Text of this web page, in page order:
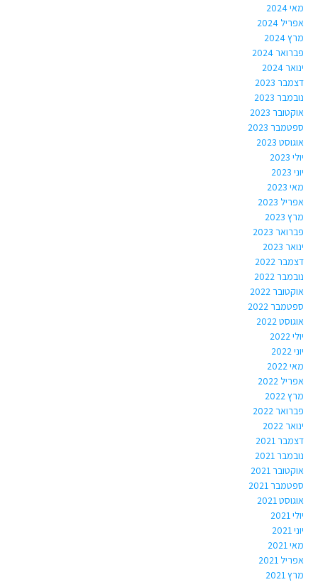
מאי 2024
אפריל 2024
מרץ 2024
פברואר 2024
ינואר 2024
דצמבר 2023
נובמבר 2023
אוקטובר 2023
ספטמבר 2023
אוגוסט 2023
יולי 2023
יוני 2023
מאי 2023
אפריל 2023
מרץ 2023
פברואר 2023
ינואר 2023
דצמבר 2022
נובמבר 2022
אוקטובר 2022
ספטמבר 2022
אוגוסט 2022
יולי 2022
יוני 2022
מאי 2022
אפריל 2022
מרץ 2022
פברואר 2022
ינואר 2022
דצמבר 2021
נובמבר 2021
אוקטובר 2021
ספטמבר 2021
אוגוסט 2021
יולי 2021
יוני 2021
מאי 2021
אפריל 2021
מרץ 2021